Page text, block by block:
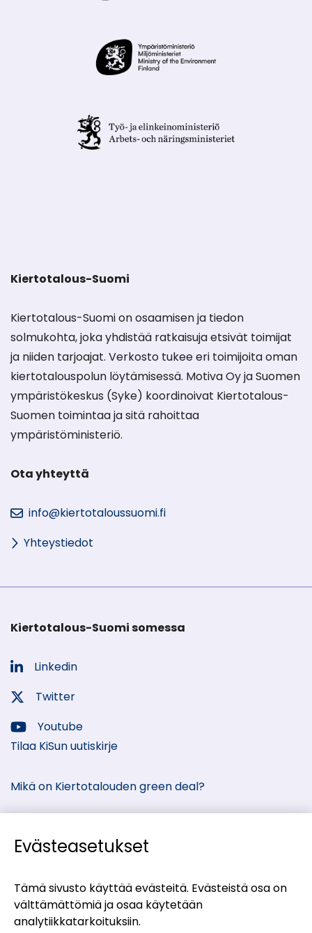
Kiertotalous-Suomi
Kiertotalous-Suomi on osaamisen ja tiedon
solmukohta, joka yhdistää ratkaisuja etsivät toimijat
ja niiden tarjoajat. Verkosto tukee eri toimijoita oman
kiertotalouspolun löytämisessä. Motiva Oy ja Suomen
ympäristökeskus (Syke) koordinoivat Kiertotalous-
Suomen toimintaa ja sitä rahoittaa
ympäristöministeriö.
Ota yhteyttä
info@kiertotaloussuomi.fi
Yhteystiedot
Kiertotalous-Suomi somessa
Sosiaalinen
media:
Linkedin
Sosiaalinen
media:
Twitter
Sosiaalinen
media:
Youtube
Tilaa KiSun uutiskirje
Mikä on Kiertotalouden green deal?
Materiaalitori(siirryt
Evästeasetukset
Tämä sivusto käyttää evästeitä. Evästeistä osa on
välttämättömiä ja osaa käytetään
analytiikkatarkoituksiin.